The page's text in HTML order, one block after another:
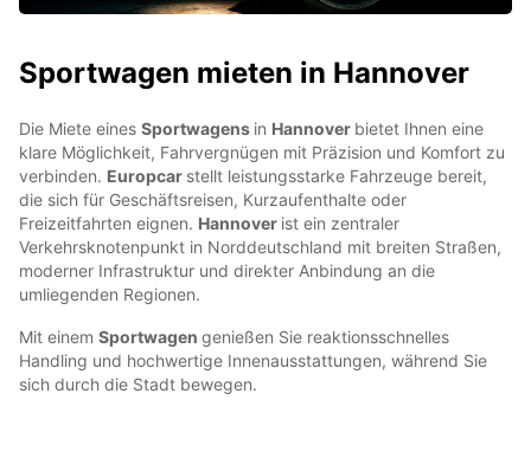
Sportwagen mieten in Hannover
Die Miete eines Sportwagens in Hannover bietet Ihnen eine
klare Möglichkeit, Fahrvergnügen mit Präzision und Komfort zu
verbinden. Europcar stellt leistungsstarke Fahrzeuge bereit,
die sich für Geschäftsreisen, Kurzaufenthalte oder
Freizeitfahrten eignen. Hannover ist ein zentraler
Verkehrsknotenpunkt in Norddeutschland mit breiten Straßen,
moderner Infrastruktur und direkter Anbindung an die
umliegenden Regionen.
Mit einem Sportwagen genießen Sie reaktionsschnelles
Handling und hochwertige Innenausstattungen, während Sie
sich durch die Stadt bewegen.